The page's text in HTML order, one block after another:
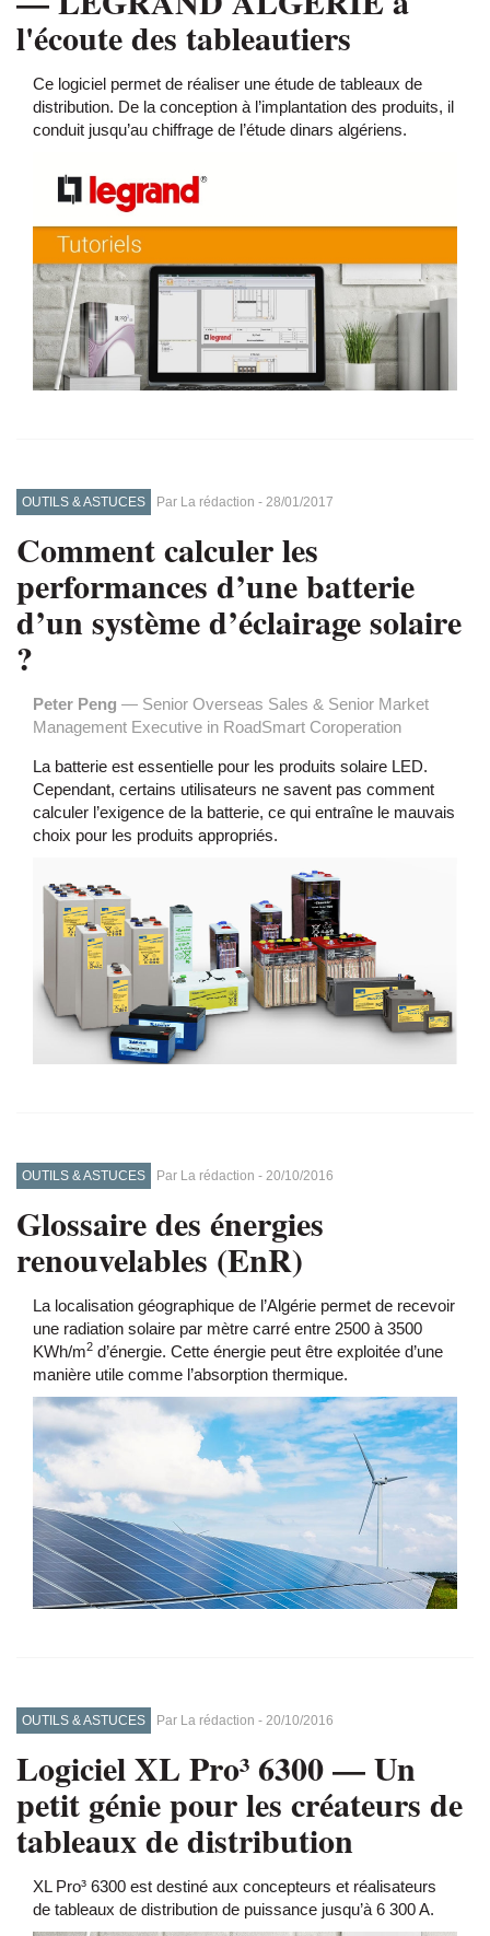
l'écoute des tableautiers
Ce logiciel permet de réaliser une étude de tableaux de
distribution. De la conception à l’implantation des produits, il
conduit jusqu’au chiffrage de l’étude dinars algériens.
OUTILS & ASTUCES Par La rédaction - 28/01/2017
Comment calculer les
performances d’une batterie
d’un système d’éclairage solaire
?
Peter Peng — Senior Overseas Sales & Senior Market
Management Executive in RoadSmart Coroperation
La batterie est essentielle pour les produits solaire LED.
Cependant, certains utilisateurs ne savent pas comment
calculer l’exigence de la batterie, ce qui entraîne le mauvais
choix pour les produits appropriés.
OUTILS & ASTUCES Par La rédaction - 20/10/2016
Glossaire des énergies
renouvelables (EnR)
La localisation géographique de l’Algérie permet de recevoir
une radiation solaire par mètre carré entre 2500 à 3500
KWh/m2 d’énergie. Cette énergie peut être exploitée d’une
manière utile comme l’absorption thermique.
OUTILS & ASTUCES Par La rédaction - 20/10/2016
Logiciel XL Pro³ 6300—Un
petit génie pour les créateurs de
tableaux de distribution
XL Pro³ 6300 est destiné aux concepteurs et réalisateurs
de tableaux de distribution de puissance jusqu’à 6 300 A.